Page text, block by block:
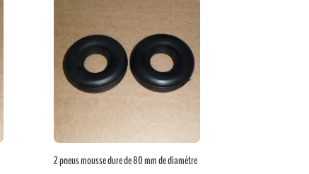
2 pneus mousse dure de 80 mm de diamètre